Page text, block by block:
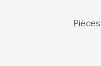
Pièces